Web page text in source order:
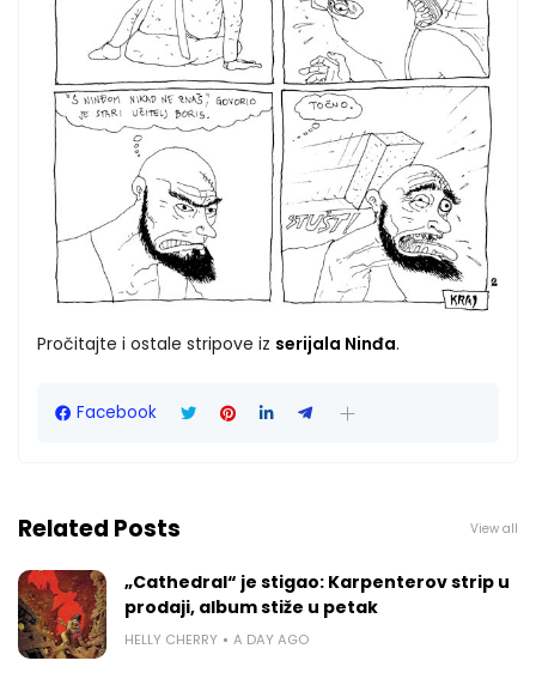
Pročitajte i ostale stripove iz serijala Ninđa.
Facebook
Related Posts View all
„Cathedral“ je stigao: Karpenterov strip u
prodaji, album stiže u petak
HELLY CHERRY A DAY AGO